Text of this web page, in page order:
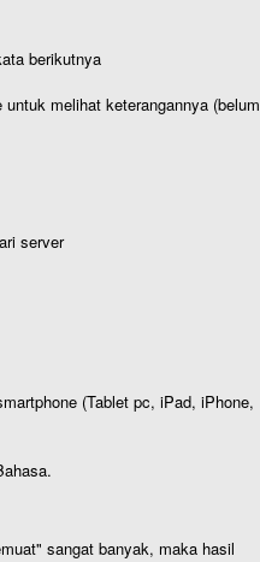
berikutnya
melihat keterangannya (belum
server
(Tablet pc, iPad, iPhone,
sangat banyak, maka hasil